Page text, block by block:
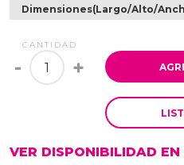
Dimensiones(Largo/Alto/
CANTIDAD
- +
VER DISPONIBILIDAD EN